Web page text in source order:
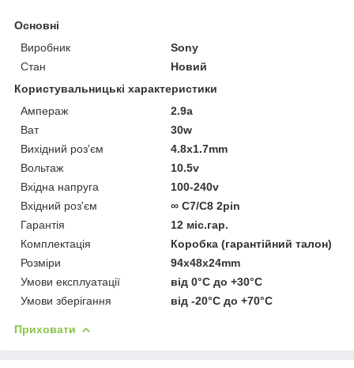
Основні
Виробник
Sony
Стан
Новий
Користувальницькі характеристики
Ампераж
2.9a
Ват
30w
Вихідний роз'єм
4.8x1.7mm
Вольтаж
10.5v
Вхідна напруга
100-240v
Вхідний роз'єм
∞ C7/C8 2pin
Гарантія
12 міс.гар.
Комплектація
Коробка (гарантійний талон)
Розміри
94x48x24mm
Умови експлуатації
від 0°C до +30°C
Умови зберігання
від -20°C до +70°C
Приховати